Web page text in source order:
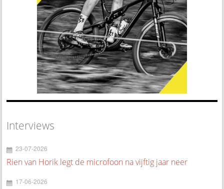
Interviews
23-07-2026
Rien van Horik legt de microfoon na vijftig jaar neer
17-06-2026